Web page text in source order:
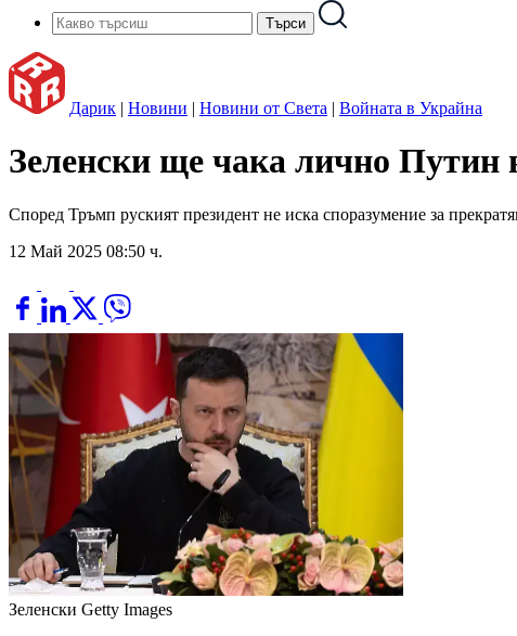
Дарик | Новини | Новини от Света | Войната в Украйна
Зеленски ще чака лично Путин
Според Тръмп руският президент не иска споразумение за
12 Май 2025 08:50 ч.
Зеленски Getty Images